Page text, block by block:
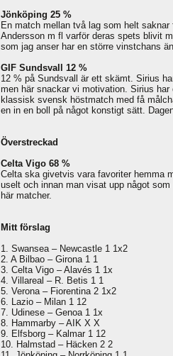
Jönköping 25 %
En match mellan två lag som helt
Andersson m fl varför deras spets blivit
som jag anser har en större vinstchans
GIF Sundsvall 12 %
12 % på Sundsvall är ett skämt. Sirius
men här snackar vi motivation. Sirius
klassisk svensk höstmatch med få
en in en boll på något konstigt sätt.
Överstreckad
Celta Vigo 68 %
Celta ska givetvis vara favoriter hemma
uselt och innan man visat upp något
här matcher.
Mitt förslag
1. Swansea – Newcastle 1 1x2
2. A Bilbao – Girona 1 1
3. Celta Vigo – Alavés 1 1x
4. Villareal – R. Betis 1 1
5. Verona – Fiorentina 2 1x2
6. Lazio – Milan 1 12
7. Udinese – Genoa 1 1x
8. Hammarby – AIK X X
9. Elfsborg – Kalmar 1 12
10. Halmstad – Häcken 2 2